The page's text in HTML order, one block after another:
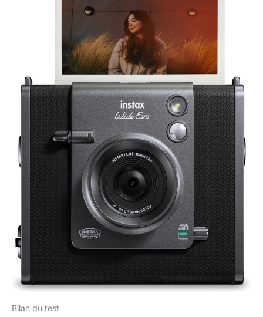
Bilan du test